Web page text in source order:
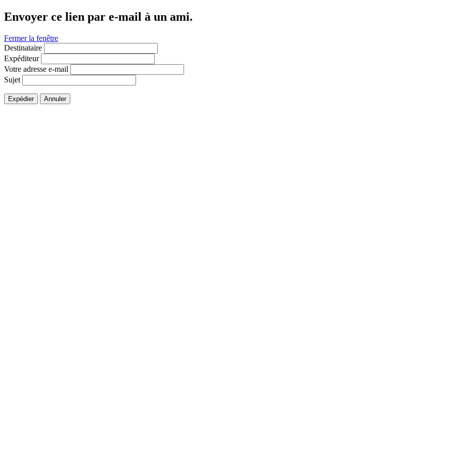
Envoyer ce lien par e-mail à un ami.
Fermer la fenêtre
Destinataire
Expéditeur
Votre adresse e-mail
Sujet
Expédier Annuler